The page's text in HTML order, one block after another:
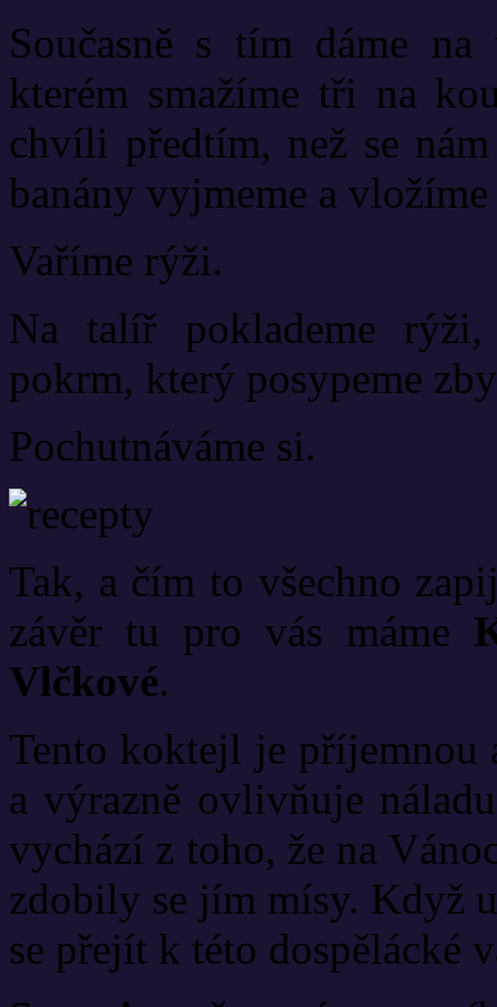
Současně s tím dáme
kterém smažíme tři na
chvíli předtím, než se
banány vyjmeme a
Vaříme rýži.
Na talíř poklademe
pokrm, který posypeme
Pochutnáváme si.
Tak, a čím to všechno
závěr tu pro vás máme
Vlčkové.
Tento koktejl je příjemnou
a výrazně ovlivňuje
vychází z toho, že na
zdobily se jím mísy. Když
se přejít k této dospělácké